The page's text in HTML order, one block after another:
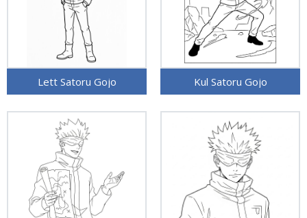
Lett Satoru Gojo Kul Satoru Gojo